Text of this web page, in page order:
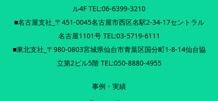
ル4F TEL:06-6399-3210
■名古屋支社_〒451-0045名古屋市西区名駅2-34-17セントラル
名古屋1101号 TEL:03-5719-6111
■東北支社_〒980-0803宮城県仙台市青葉区国分町1-8-14仙台協
立第2ビル5階 TEL:050-8880-4955
事例・実績